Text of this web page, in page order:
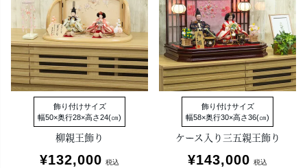
飾り付けサイズ
幅50×奥行28×高さ24(㎝)
柳親王飾り
¥132,000 税込
飾り付けサイズ
幅58×奥行30×高さ36(㎝)
ケース入り三五親王飾り
¥143,000 税込